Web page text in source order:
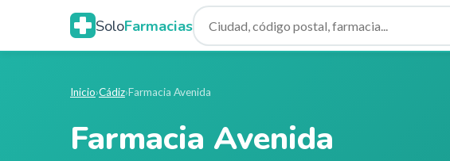
SoloFarmacias
Inicio›Cádiz›Farmacia Avenida
Farmacia Avenida